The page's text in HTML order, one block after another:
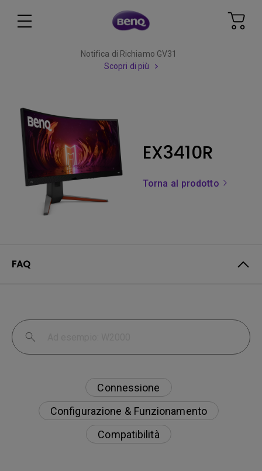
Notifica di Richiamo GV31
Scopri di più
EX3410R
Torna al prodotto
FAQ
Connessione
Configurazione & Funzionamento
Compatibilità